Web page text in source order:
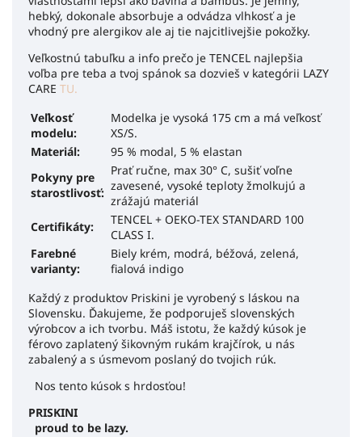
hebký, dokonale absorbuje a odvádza vlhkosť a je
vhodný pre alergikov ale aj tie najcitlivejšie pokožky.
Veľkostnú tabuľku a info prečo je TENCEL najlepšia
voľba pre teba a tvoj spánok sa dozvieš v kategórii LAZY
CARE TU.
Veľkosť
modelu:
Modelka je vysoká 175 cm a má veľkosť
XS/S.
Materiál:
95 % modal, 5 % elastan
Pokyny pre
starostlivosť:
Prať ručne, max 30° C, sušiť voľne
zavesené, vysoké teploty žmolkujú a
zrážajú materiál
Certifikáty:
TENCEL + OEKO-TEX STANDARD 100
CLASS I.
Farebné
varianty:
Biely krém, modrá, béžová, zelená,
fialová indigo
Každý z produktov Priskini je vyrobený s láskou na
Slovensku. Ďakujeme, že podporuješ slovenských
výrobcov a ich tvorbu. Máš istotu, že každý kúsok je
férovo zaplatený šikovným rukám krajčírok, u nás
zabalený a s úsmevom poslaný do tvojich rúk.
Nos tento kúsok s hrdosťou!
PRISKINI
proud to be lazy.